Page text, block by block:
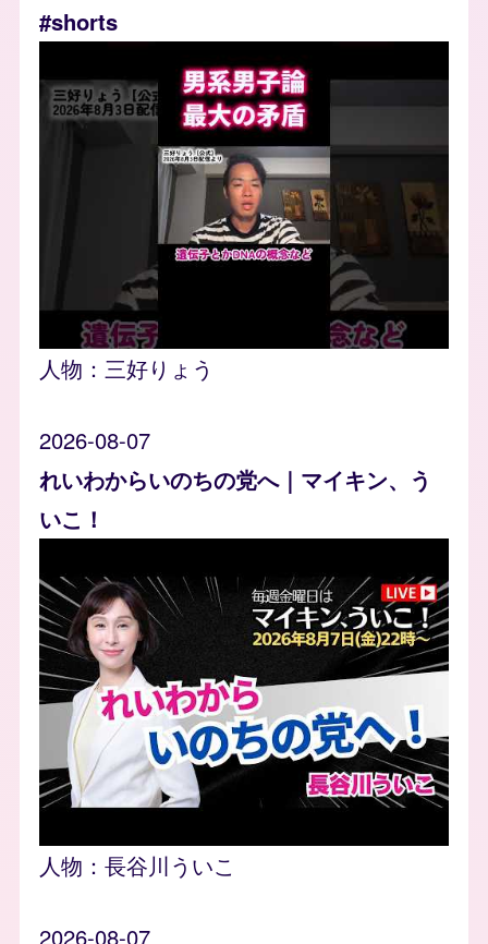
#shorts
人物： 三好りょう
2026-08-07
れいわからいのちの党へ｜マイキン、う
いこ！
人物： 長谷川ういこ
2026-08-07